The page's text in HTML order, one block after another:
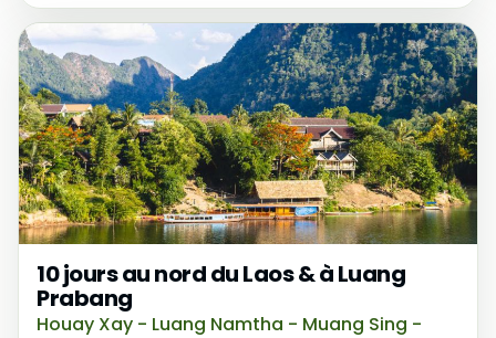
10 jours au nord du Laos & à Luang
Prabang
Houay Xay - Luang Namtha - Muang Sing -